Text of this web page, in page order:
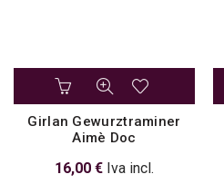
Girlan Gewurztraminer
Aimè Doc
16,00 € Iva incl.